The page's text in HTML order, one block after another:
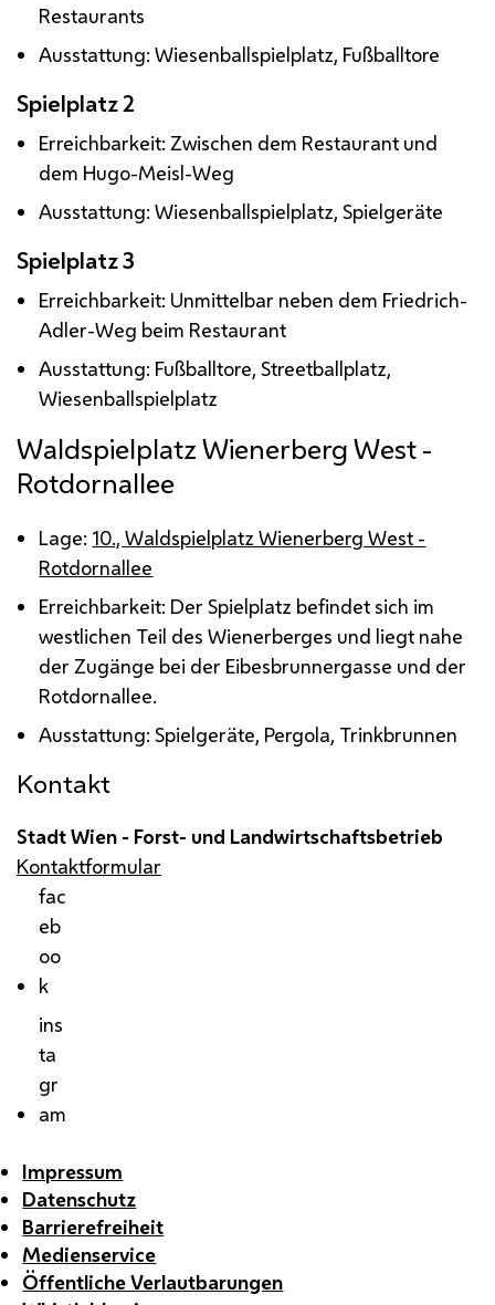
Restaurants
Ausstattung: Wiesenballspielplatz, Fußballtore
Spielplatz 2
Erreichbarkeit: Zwischen dem Restaurant und
dem Hugo-Meisl-Weg
Ausstattung: Wiesenballspielplatz, Spielgeräte
Spielplatz 3
Erreichbarkeit: Unmittelbar neben dem Friedrich-
Adler-Weg beim Restaurant
Ausstattung: Fußballtore, Streetballplatz,
Wiesenballspielplatz
Waldspielplatz Wienerberg West -
Rotdornallee
Lage: 10., Waldspielplatz Wienerberg West -
Rotdornallee
Erreichbarkeit: Der Spielplatz befindet sich im
westlichen Teil des Wienerberges und liegt nahe
der Zugänge bei der Eibesbrunnergasse und der
Rotdornallee.
Ausstattung: Spielgeräte, Pergola, Trinkbrunnen
Kontakt
Stadt Wien - Forst- und Landwirtschaftsbetrieb
Kontaktformular
fac
eb
oo
k
ins
ta
gr
am
Impressum
Datenschutz
Barrierefreiheit
Medienservice
Öffentliche Verlautbarungen